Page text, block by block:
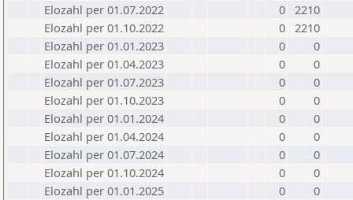
Elozahl per 01.07.2022
0 2210
Elozahl per 01.10.2022
0 2210
Elozahl per 01.01.2023
0
0
Elozahl per 01.04.2023
0
0
Elozahl per 01.07.2023
0
0
Elozahl per 01.10.2023
0
0
Elozahl per 01.01.2024
0
0
Elozahl per 01.04.2024
0
0
Elozahl per 01.07.2024
0
0
Elozahl per 01.10.2024
0
0
Elozahl per 01.01.2025
0
0